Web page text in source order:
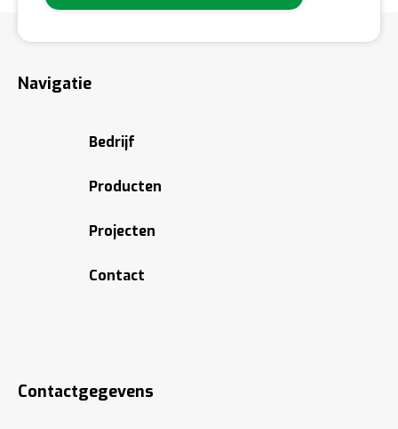
Navigatie
Bedrijf
Producten
Projecten
Contact
Contactgegevens